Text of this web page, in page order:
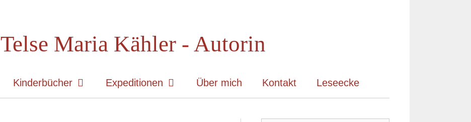
Telse Maria Kähler - Autorin
Kinderbücher Expeditionen Über mich Kontakt Leseecke